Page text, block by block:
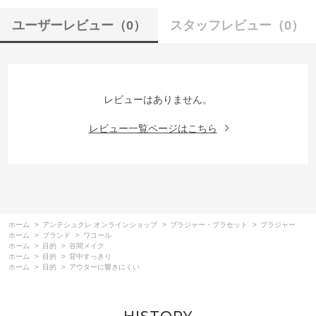
ユーザーレビュー （0） スタッフレビュー （0）
レビューはありません。
レビュー一覧ページはこちら
ホーム > アンテシュクレ オンラインショップ > ブラジャー・ブラセット > ブラジャー
ホーム
> ブランド > ワコール
ホーム
> 目的 > 谷間メイク
ホーム
> 目的 > 背中すっきり
ホーム
> 目的 > アウターに響きにくい